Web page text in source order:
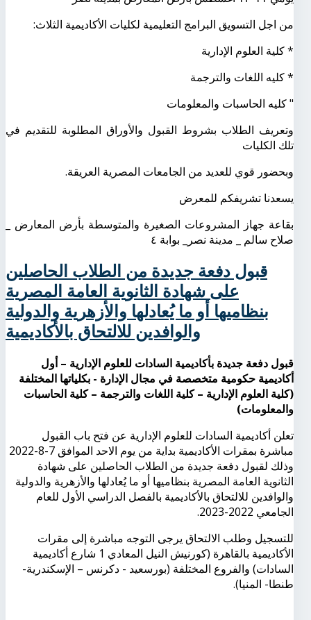
من اجل التسويق البرامج التعليمية لكليات الأكاديمية الثلاث:
* كلية العلوم الإدارية
* كليه اللغات والترجمة
" كليه الحاسبات والمعلومات
وتعريف الطلاب بشروط القبول والأوراق المطلوبة للتقديم في
تلك الكليات
وبحضور قوي للعديد من الجامعات المصرية العريقة.
يسعدنا تشريفكم للمعرض
بقاعة جهاز المشروعات الصغيرة والمتوسطة بأرض المعارض _
صلاح سالم _ مدينة نصر_ بوابة ٤
قبول دفعة جديدة من الطلاب الحاصلين
على شهادة الثانوية العامة المصرية
بنظاميها أو ما يُعادلها والأزهرية والدولية
والوافدين للالتحاق بالأكاديمية
قبول دفعة جديدة بأكاديمية السادات للعلوم الإدارية – أول
أكاديمية حكومية متخصصة في مجال الإدارة - بكلياتها المختلفة
(كلية العلوم الإدارية – كلية اللغات والترجمة – كلية الحاسبات
والمعلومات)
تعلن أكاديمية السادات للعلوم الإدارية عن فتح باب القبول
مباشرة بمقرات الأكاديمية بداية من يوم الاحد الموافق 7-8-2022
وذلك لقبول دفعة جديدة من الطلاب الحاصلين على شهادة
الثانوية العامة المصرية بنظاميها أو ما يُعادلها والأزهرية والدولية
والوافدين للالتحاق بالأكاديمية بالفصل الدراسي الأول للعام
الجامعي 2022-2023.
للتسجيل وطلب الالتحاق يرجى التوجه مباشرة إلى مقرات
الأكاديمية بالقاهرة (كورنيش النيل المعادي 1 شارع أكاديمية
السادات) والفروع المختلفة (بورسعيد - دكرنس – الإسكندرية-
طنطا- المنيا).